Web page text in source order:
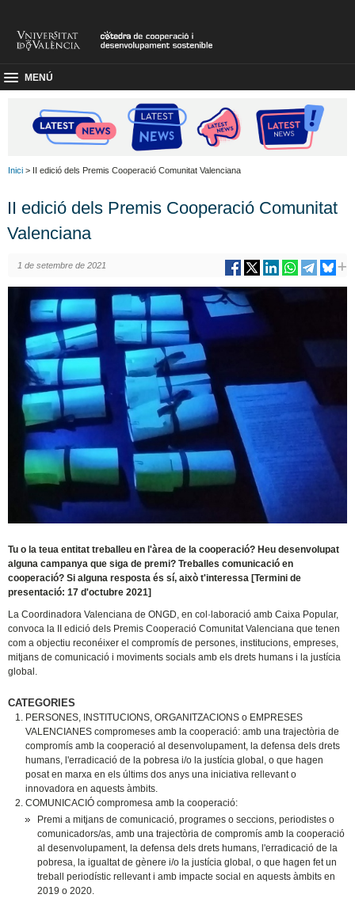
MENÚ
Inici > II edició dels Premis Cooperació Comunitat Valenciana
II edició dels Premis Cooperació Comunitat
Valenciana
1 de setembre de 2021
Tu o la teua entitat treballeu en l'àrea de la cooperació? Heu desenvolupat
alguna campanya que siga de premi? Treballes comunicació en
cooperació? Si alguna resposta és sí, això t'interessa [Termini de
presentació: 17 d'octubre 2021]
La Coordinadora Valenciana de ONGD, en col·laboració amb Caixa Popular,
convoca la II edició dels Premis Cooperació Comunitat Valenciana que tenen
com a objectiu reconéixer el compromís de persones, institucions, empreses,
mitjans de comunicació i moviments socials amb els drets humans i la justícia
global.
CATEGORIES
PERSONES, INSTITUCIONS, ORGANITZACIONS o EMPRESES
VALENCIANES compromeses amb la cooperació: amb una trajectòria de
compromís amb la cooperació al desenvolupament, la defensa dels drets
humans, l'erradicació de la pobresa i/o la justícia global, o que hagen
posat en marxa en els últims dos anys una iniciativa rellevant o
innovadora en aquests àmbits.
COMUNICACIÓ compromesa amb la cooperació:
Premi a mitjans de comunicació, programes o seccions, periodistes o
comunicadors/as, amb una trajectòria de compromís amb la cooperació
al desenvolupament, la defensa dels drets humans, l'erradicació de la
pobresa, la igualtat de gènere i/o la justícia global, o que hagen fet un
treball periodístic rellevant i amb impacte social en aquests àmbits en
2019 o 2020.